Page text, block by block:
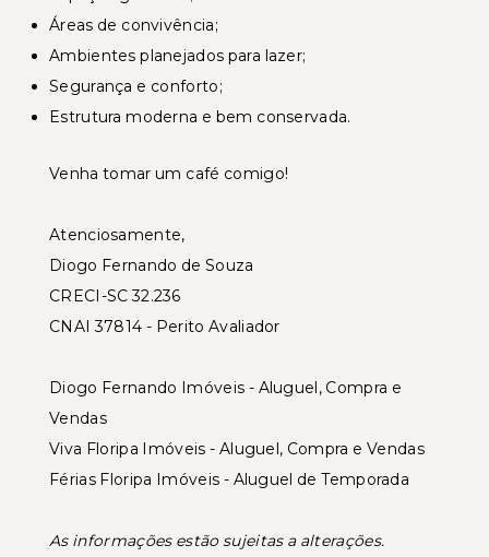
Áreas de convivência;
Ambientes planejados para lazer;
Segurança e conforto;
Estrutura moderna e bem conservada.
Venha tomar um café comigo!
Atenciosamente,
Diogo Fernando de Souza
CRECI-SC 32.236
CNAI 37814 - Perito Avaliador
Diogo Fernando Imóveis - Aluguel, Compra e
Vendas
Viva Floripa Imóveis - Aluguel, Compra e Vendas
Férias Floripa Imóveis - Aluguel de Temporada
As informações estão sujeitas a alterações.